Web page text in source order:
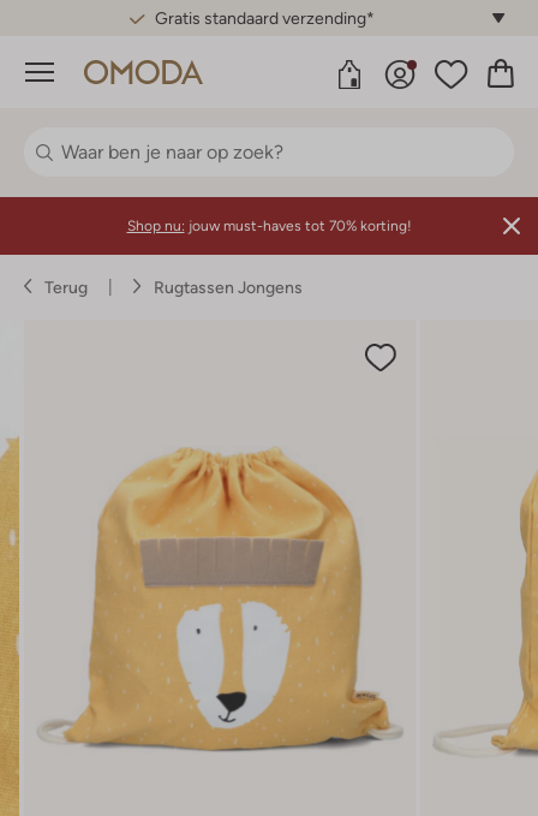
Gratis standaard verzending*
Menu
Shop nu: jouw must-haves tot 70% korting!
Terug Rugtassen Jongens